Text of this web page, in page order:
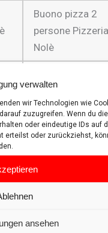
verwalten
wir Technologien wie
zuzugreifen. Wenn du
oder eindeutige IDs auf
erteilst oder zurückziehst,
ansehen
Buono pizza 2
persone Pizzeria
Nolè
Nolè
Occhiali da sole
Bliz
Occhiali da sole
Giornaliero